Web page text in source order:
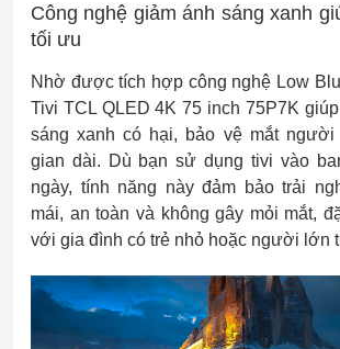
Công nghệ giảm ánh sáng xanh
tối ưu
Nhờ được tích hợp công nghệ Low
Tivi TCL QLED 4K 75 inch 75P7K
sáng xanh có hại, bảo vệ mắt người
gian dài. Dù bạn sử dụng tivi vào
ngày, tính năng này đảm bảo trải
mái, an toàn và không gây mỏi mắt,
với gia đình có trẻ nhỏ hoặc người lớn